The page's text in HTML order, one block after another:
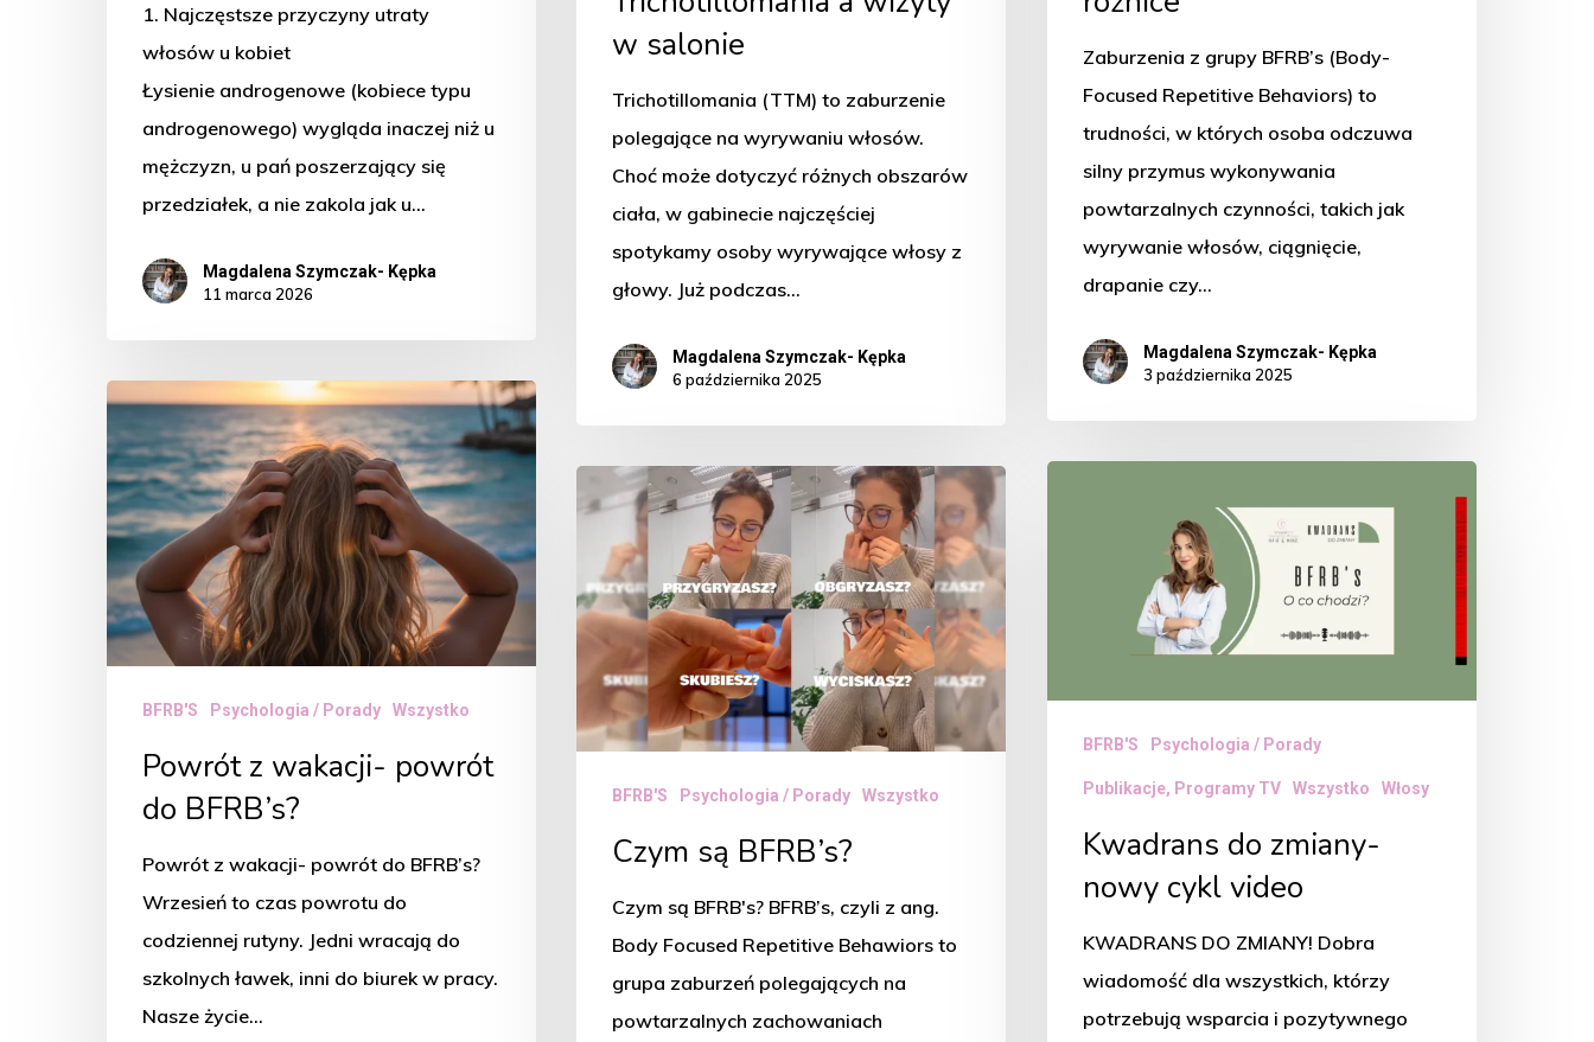
1. Najczęstsze przyczyny utraty
włosów u kobiet
Łysienie androgenowe (kobiece typu
androgenowego) wygląda inaczej niż u
mężczyzn, u pań poszerzający się
przedziałek, a nie zakola jak u…
Magdalena Szymczak- Kępka
11 marca 2026
w salonie
Trichotillomania (TTM) to zaburzenie
polegające na wyrywaniu włosów.
Choć może dotyczyć różnych obszarów
ciała, w gabinecie najczęściej
spotykamy osoby wyrywające włosy z
głowy. Już podczas…
Magdalena Szymczak- Kępka
6 października 2025
Zaburzenia z grupy BFRB’s (Body-
Focused Repetitive Behaviors) to
trudności, w których osoba odczuwa
silny przymus wykonywania
powtarzalnych czynności, takich jak
wyrywanie włosów, ciągnięcie,
drapanie czy…
Magdalena Szymczak- Kępka
3 października 2025
Powrót
z
wakacji-
powrót
BFRB’s?
BFRB'S Psychologia / Porady Wszystko
Powrót z wakacji- powrót
do BFRB’s?
Powrót z wakacji- powrót do BFRB’s?
Wrzesień to czas powrotu do
codziennej rutyny. Jedni wracają do
szkolnych ławek, inni do biurek w pracy.
Nasze życie…
BFRB'S Psychologia / Porady
Publikacje, Programy TV Wszystko Włosy
Kwadrans do zmiany-
nowy cykl video
KWADRANS DO ZMIANY! Dobra
wiadomość dla wszystkich, którzy
potrzebują wsparcia i pozytywnego
są
BFRB’s?
BFRB'S Psychologia / Porady Wszystko
Czym są BFRB’s?
Czym są BFRB's? BFRB’s, czyli z ang.
Body Focused Repetitive Behawiors to
grupa zaburzeń polegających na
powtarzalnych zachowaniach